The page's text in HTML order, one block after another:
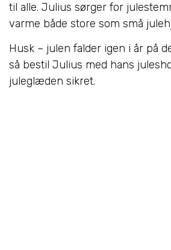
til alle. Julius sørger for
varme både store som små
Husk – julen falder igen i år på
så bestil Julius med hans
juleglæden sikret.